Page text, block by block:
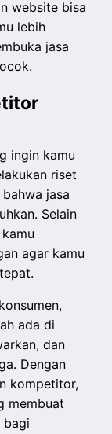
website bisa
lebih
jasa
ingin kamu
riset
jasa
Selain
agar kamu
ada di
dan
Dengan
kompetitor,
membuat
bagi